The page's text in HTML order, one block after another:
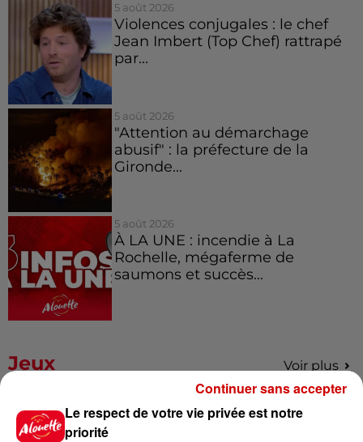
5 août 2026
Violences conjugales : le chef
Jean Imbert (Top Chef) rattrapé
par...
5 août 2026
"Attention au démarchage
abusif" : la préfecture de la
Gironde...
5 août 2026
À LA UNE : incendie à La
Rochelle, mégaferme de
saumons et succès...
Jeux Voir plus
Gagnez vos places pour le
Festival du Roi Arthur 2026 !
Le respect de votre vie privée est notre
priorité
Continuer sans accepter